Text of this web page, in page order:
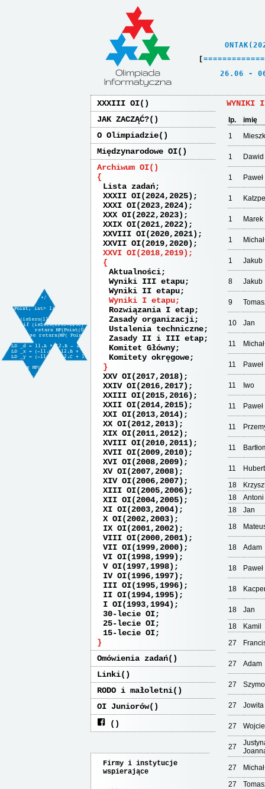
[ =============
26.06
XXXIII OI
JAK ZACZĄĆ?
O Olimpiadzie
Międzynarodowe OI
Archiwum OI
Lista zadań
XXXII OI(2024,2025)
XXXI OI(2023,2024)
XXX OI(2022,2023)
XXIX OI(2021,2022)
XXVIII OI(2020,2021)
XXVII OI(2019,2020)
XXVI OI(2018,2019)
Aktualności
Wyniki III etapu
Wyniki II etapu
Wyniki I etapu
Rozwiązania I etap
Zasady organizacji
Ustalenia techniczne
Zasady II i III etap
Komitet Główny
Komitety okręgowe
XXV OI(2017,2018)
XXIV OI(2016,2017)
XXIII OI(2015,2016)
XXII OI(2014,2015)
XXI OI(2013,2014)
XX OI(2012,2013)
XIX OI(2011,2012)
XVIII OI(2010,2011)
XVII OI(2009,2010)
XVI OI(2008,2009)
XV OI(2007,2008)
XIV OI(2006,2007)
XIII OI(2005,2006)
XII OI(2004,2005)
XI OI(2003,2004)
X OI(2002,2003)
IX OI(2001,2002)
VIII OI(2000,2001)
VII OI(1999,2000)
VI OI(1998,1999)
V OI(1997,1998)
IV OI(1996,1997)
III OI(1995,1996)
II OI(1994,1995)
I OI(1993,1994)
30-lecie OI
25-lecie OI
15-lecie OI
Omówienia zadań
Linki
RODO i małoletni
OI Juniorów
Firmy i instytucje
wspierające
WYNIKI
lp.
imię
1
1 Dawid
1 Paweł
1
1 Marek
1 Michał
1 Jakub
8 Jakub
9
10 Jan
11 Michał
11 Paweł
11 Iwo
11 Paweł
11
11
11
Hubert
18
18
Antoni
18
Jan
18
18 Adam
18 Paweł
18
18
Jan
18
Kamil
27
27 Adam
27
27 Jowita
27
27
27
Michał
27